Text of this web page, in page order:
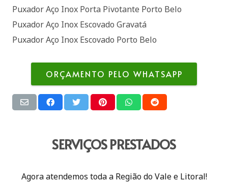
Puxador Aço Inox Porta Pivotante Porto Belo
Puxador Aço Inox Escovado Gravatá
Puxador Aço Inox Escovado Porto Belo
ORÇAMENTO PELO WHATSAPP
SERVIÇOS PRESTADOS
Agora atendemos toda a Região do Vale e Litoral!